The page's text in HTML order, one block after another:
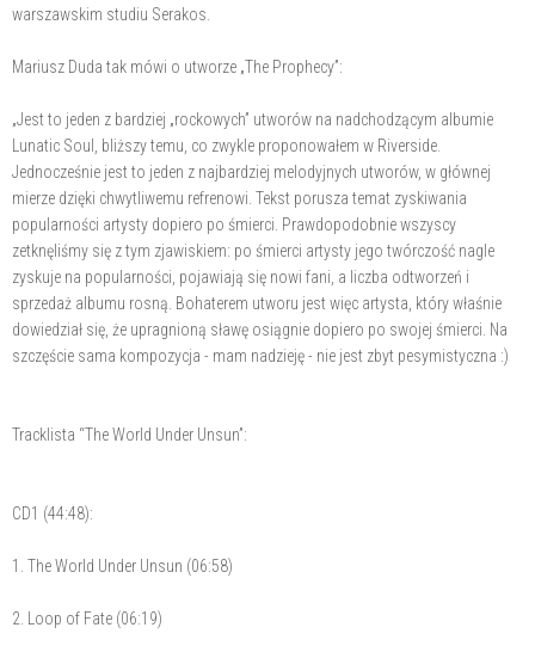
warszawskim studiu Serakos.
Mariusz Duda tak mówi o utworze „The Prophecy”:
„Jest to jeden z bardziej „rockowych” utworów na nadchodzącym albumie
Lunatic Soul, bliższy temu, co zwykle proponowałem w Riverside.
Jednocześnie jest to jeden z najbardziej melodyjnych utworów, w głównej
mierze dzięki chwytliwemu refrenowi. Tekst porusza temat zyskiwania
popularności artysty dopiero po śmierci. Prawdopodobnie wszyscy
zetknęliśmy się z tym zjawiskiem: po śmierci artysty jego twórczość nagle
zyskuje na popularności, pojawiają się nowi fani, a liczba odtworzeń i
sprzedaż albumu rosną. Bohaterem utworu jest więc artysta, który właśnie
dowiedział się, że upragnioną sławę osiągnie dopiero po swojej śmierci. Na
szczęście sama kompozycja - mam nadzieję - nie jest zbyt pesymistyczna :)
Tracklista “The World Under Unsun”:
CD1 (44:48):
1. The World Under Unsun (06:58)
2. Loop of Fate (06:19)